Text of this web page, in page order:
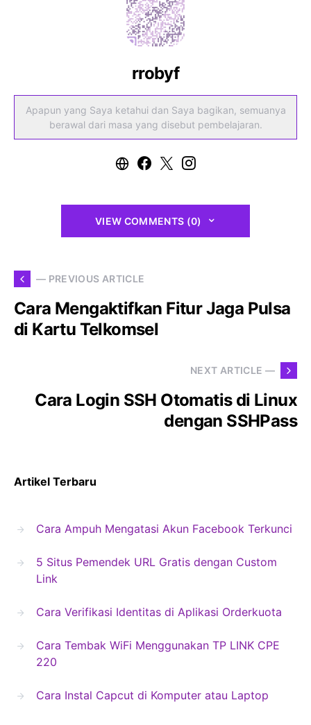
rrobyf
Apapun yang Saya ketahui dan Saya bagikan, semuanya
berawal dari masa yang disebut pembelajaran.
VIEW COMMENTS (0)
— PREVIOUS ARTICLE
Cara Mengaktifkan Fitur Jaga Pulsa
di Kartu Telkomsel
NEXT ARTICLE —
Cara Login SSH Otomatis di Linux
dengan SSHPass
Artikel Terbaru
Cara Ampuh Mengatasi Akun Facebook Terkunci
5 Situs Pemendek URL Gratis dengan Custom
Link
Cara Verifikasi Identitas di Aplikasi Orderkuota
Cara Tembak WiFi Menggunakan TP LINK CPE
220
Cara Instal Capcut di Komputer atau Laptop